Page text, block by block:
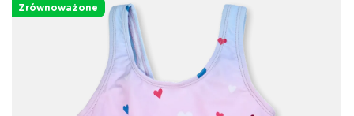
Zrównoważone
informacji o produkcie